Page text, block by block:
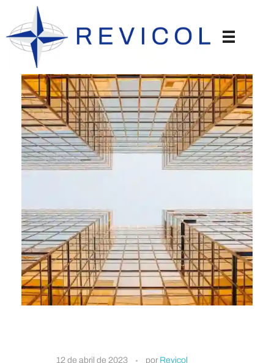
S
12 de abril de 2023 por Revicol